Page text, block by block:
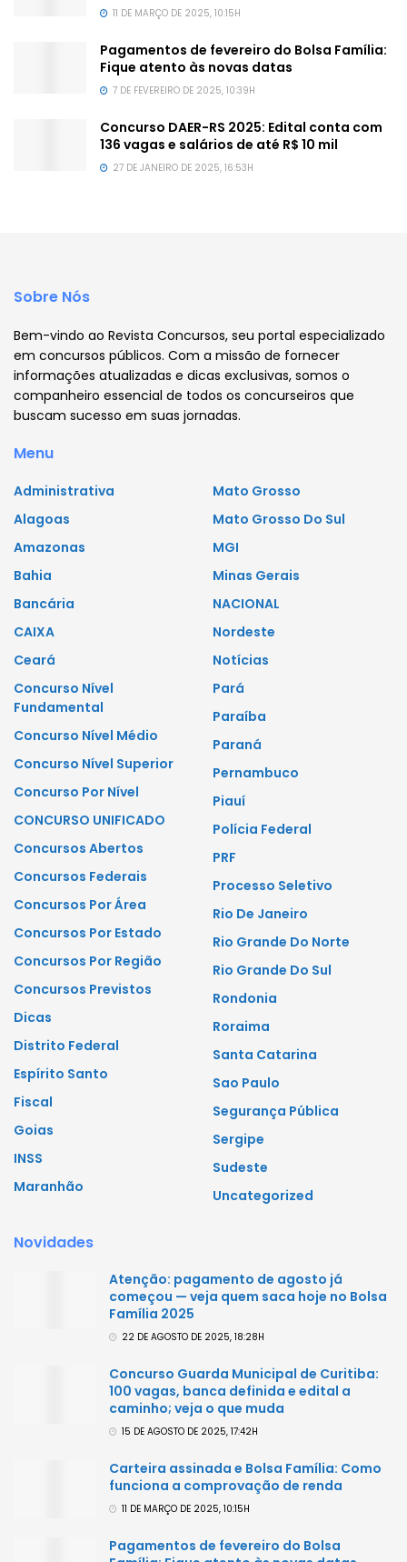
11 DE MARÇO DE 2025, 10:15H
Pagamentos de fevereiro do Bolsa Família:
Fique atento às novas datas
7 DE FEVEREIRO DE 2025, 10:39H
Concurso DAER-RS 2025: Edital conta com
136 vagas e salários de até R$ 10 mil
27 DE JANEIRO DE 2025, 16:53H
Sobre Nós
Bem-vindo ao Revista Concursos, seu portal especializado
em concursos públicos. Com a missão de fornecer
informações atualizadas e dicas exclusivas, somos o
companheiro essencial de todos os concurseiros que
buscam sucesso em suas jornadas.
Menu
Administrativa
Alagoas
Amazonas
Bahia
Bancária
CAIXA
Ceará
Concurso Nível
Fundamental
Concurso Nível Médio
Concurso Nível Superior
Concurso Por Nível
CONCURSO UNIFICADO
Concursos Abertos
Concursos Federais
Concursos Por Área
Concursos Por Estado
Concursos Por Região
Concursos Previstos
Dicas
Distrito Federal
Espírito Santo
Fiscal
Goias
INSS
Maranhão
Mato Grosso
Mato Grosso Do Sul
MGI
Minas Gerais
NACIONAL
Nordeste
Notícias
Pará
Paraíba
Paraná
Pernambuco
Piauí
Polícia Federal
PRF
Processo Seletivo
Rio De Janeiro
Rio Grande Do Norte
Rio Grande Do Sul
Rondonia
Roraima
Santa Catarina
Sao Paulo
Segurança Pública
Sergipe
Sudeste
Uncategorized
Novidades
Atenção: pagamento de agosto já
começou — veja quem saca hoje no Bolsa
Família 2025
22 DE AGOSTO DE 2025, 18:28H
Concurso Guarda Municipal de Curitiba:
100 vagas, banca definida e edital a
caminho; veja o que muda
15 DE AGOSTO DE 2025, 17:42H
Carteira assinada e Bolsa Família: Como
funciona a comprovação de renda
11 DE MARÇO DE 2025, 10:15H
Pagamentos de fevereiro do Bolsa